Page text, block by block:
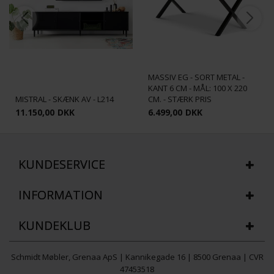
MISTRAL - SKÆNK AV - L214
11.150,00 DKK
MASSIV EG - SORT METAL -
KANT 6 CM - MÅL: 100 X 220
CM. - STÆRK PRIS
6.499,00 DKK
KUNDESERVICE
INFORMATION
KUNDEKLUB
Schmidt Møbler, Grenaa ApS | Kannikegade 16 | 8500 Grenaa | CVR
47453518